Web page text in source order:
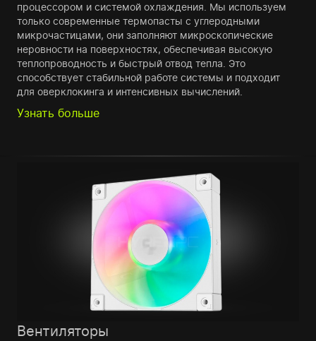
процессором и системой охлаждения. Мы используем
только современные термопасты с углеродными
микрочастицами, они заполняют микроскопические
неровности на поверхностях, обеспечивая высокую
теплопроводность и быстрый отвод тепла. Это
способствует стабильной работе системы и подходит
для оверклокинга и интенсивных вычислений.
Узнать больше
Вентиляторы